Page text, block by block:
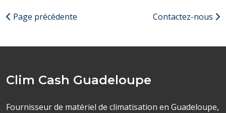
Page précédente Contactez-nous
Clim Cash Guadeloupe
Fournisseur de matériel de climatisation en Guadeloupe,